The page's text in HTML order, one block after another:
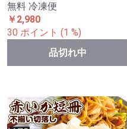
無料 冷凍便
￥2,980
30 ポイント (1 %)
品切れ中